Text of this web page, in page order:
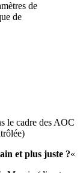
de
de
le cadre des AOC
et plus juste ?«